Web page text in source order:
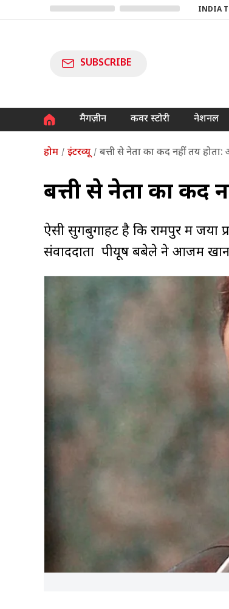
INDIA
SUBSCRIBE
मैगज़ीन कवर स्टोरी नेशनल
होम इंटरव्यू बत्ती से नेता का कद नहीं तय
बत्ती से नेता का कद
ऐसी सुगबुगाहट है कि रामपुर में जया
संवाददाता पीयूष बबेले ने आजम